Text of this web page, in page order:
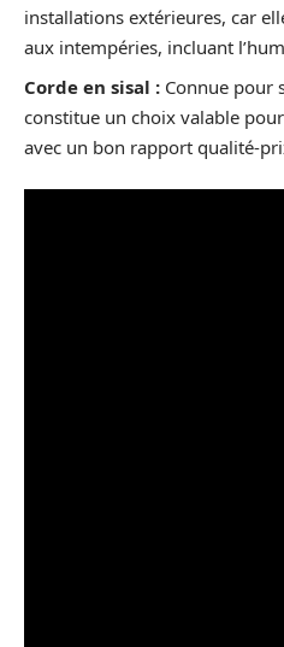
installations extérieures, car
aux intempéries, incluant
Corde en sisal : Connue pour
constitue un choix valable
avec un bon rapport qualité-